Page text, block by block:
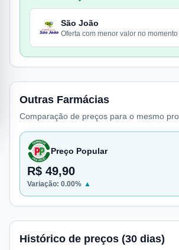
São João
Oferta com menor valor no momento
Outras Farmácias
Comparação de preços para o mesmo
Preço Popular
R$ 49,90
Variação: 0.00% ▲
Histórico de preços (30 dias)